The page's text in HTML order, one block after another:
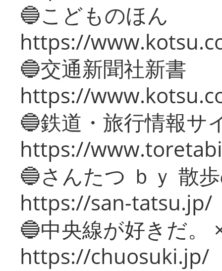
🔵こどものほん
https://
🔵交通新聞社新書
https://
🔵鉄道・旅行情報サ
https://
🔵さんたつ ｂｙ 散
https://san-tatsu.jp/
🔵中央線が好きだ。
https://chuosuki.jp/